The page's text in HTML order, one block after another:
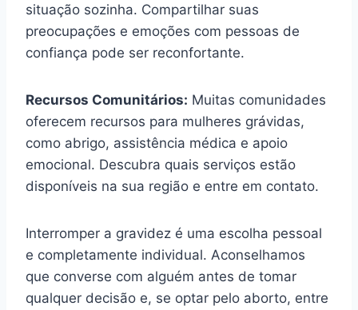
situação sozinha. Compartilhar suas
preocupações e emoções com pessoas de
confiança pode ser reconfortante.
Recursos Comunitários: Muitas comunidades
oferecem recursos para mulheres grávidas,
como abrigo, assistência médica e apoio
emocional. Descubra quais serviços estão
disponíveis na sua região e entre em contato.
Interromper a gravidez é uma escolha pessoal
e completamente individual. Aconselhamos
que converse com alguém antes de tomar
qualquer decisão e, se optar pelo aborto, entre